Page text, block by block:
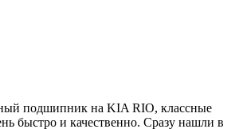
подшипник на KIA RIO, классные
быстро и качественно. Сразу нашли в